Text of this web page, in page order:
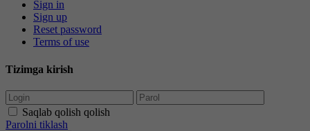
Sign in
Sign up
Reset password
Terms of use
Tizimga kirish
Saqlab qolish qolish
Parolni tiklash